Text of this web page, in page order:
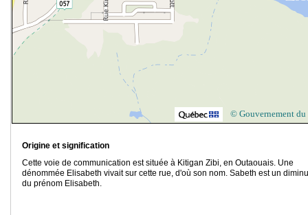
© Gouvernement du
Origine et signification
Cette voie de communication est située à Kitigan Zibi, en Outaouais. Une
dénommée Elisabeth vivait sur cette rue, d'où son nom. Sabeth est un
du prénom Elisabeth.